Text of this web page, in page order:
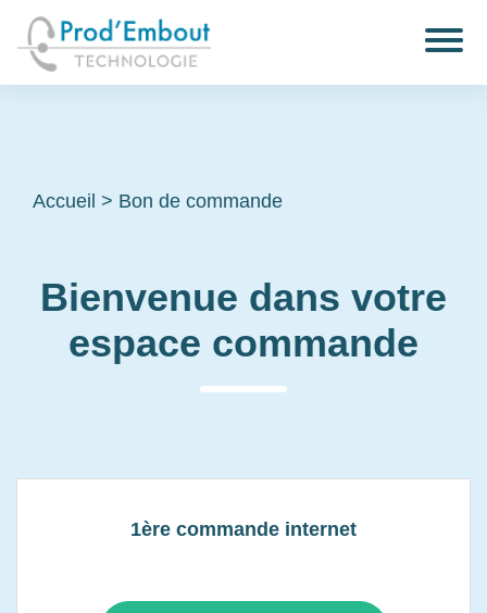
Accueil > Bon de commande
Bienvenue dans votre
espace commande
1ère commande internet